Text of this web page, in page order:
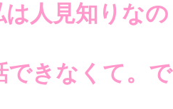
人見知りなの
できなくて。で